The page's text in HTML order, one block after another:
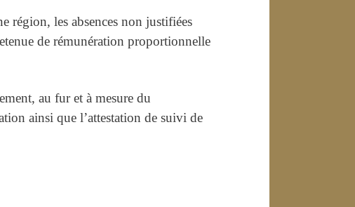
région, les absences non justifiées
de rémunération proportionnelle
au fur et à mesure du
ainsi que l’attestation de suivi de